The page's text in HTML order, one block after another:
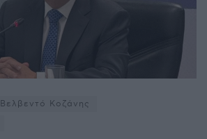
Βελβεντό Κοζάνης